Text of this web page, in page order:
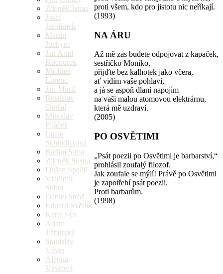
Zdeněk Janas
Josef
Jarolímek
Martin
Jochym
Jan Ariel
Kocourek
Michael
Lorenc
Jan Musil
Rostislav
Opršal
Miroslav
Pijáček
Lucie
Schindlerová
Radim Šima
Zdeněk Sosna
Dušan Spáčil
Vladimír
Stibor
Daniel Strož
Eduard Světlík
Karel Sýs
Adam
Táborský
Stanislav
Vávra
Alenka
Vávrová
proti všem, kdo pro jistotu nic neříkají.
(1993)
NA ÁRU
Až mě zas budete odpojovat z kapaček,
sestřičko Moniko,
přijďte bez kalhotek jako včera,
ať vidím vaše pohlaví,
a já se aspoň dlaní napojím
na vaši malou atomovou elektrárnu,
která mě uzdraví.
(2005)
PO OSVĚTIMI
„Psát poezii po Osvětimi je barbarství,“
prohlásil zoufalý filozof.
Jak zoufale se mýlí! Právě po Osvětimi
je zapotřebí psát poezii.
Proti barbarům.
(1998)